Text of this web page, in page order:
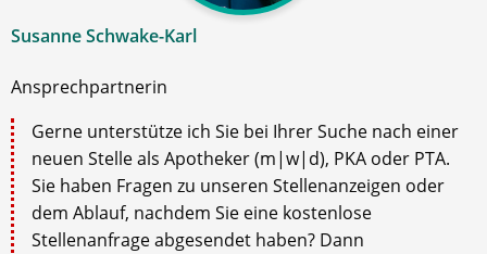
Susanne Schwake-Karl
Ansprechpartnerin
Gerne unterstütze ich Sie bei Ihrer Suche nach einer
neuen Stelle als Apotheker (m|w|d), PKA oder PTA.
Sie haben Fragen zu unseren Stellenanzeigen oder
dem Ablauf, nachdem Sie eine kostenlose
Stellenanfrage abgesendet haben? Dann